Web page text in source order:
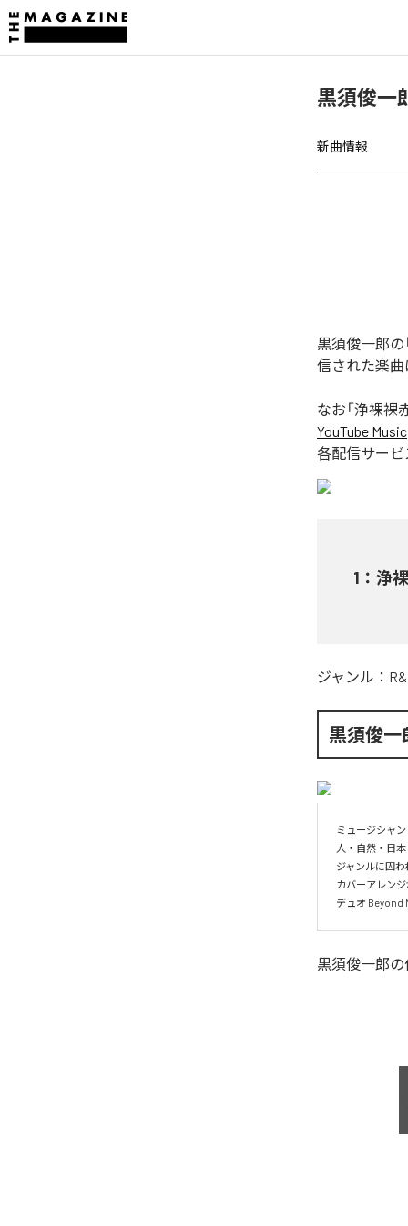
黒須俊一
新曲情報
黒須俊一郎の
信された楽曲
なお「浄裸裸
YouTube Music
各配信サービ
1 ： 浄
ジャンル：
黒須俊一
ミュージシャン
人・自然・日本
ジャンルに囚
カバーアレンジ
デュオ Beyond
黒須俊一郎の